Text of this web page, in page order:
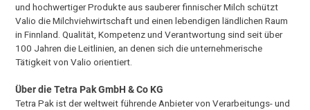
und hochwertiger Produkte aus sauberer finnischer Milch schützt
Valio die Milchviehwirtschaft und einen lebendigen ländlichen Raum
in Finnland. Qualität, Kompetenz und Verantwortung sind seit über
100 Jahren die Leitlinien, an denen sich die unternehmerische
Tätigkeit von Valio orientiert.
Über die Tetra Pak GmbH & Co KG
Tetra Pak ist der weltweit führende Anbieter von Verarbeitungs- und